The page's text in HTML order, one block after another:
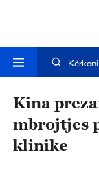
Kërkoni
Kina
mbrojtjes
klinike